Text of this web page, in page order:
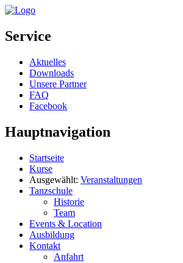
Service
Aktuelles
Downloads
Unsere Partner
FAQ
Facebook
Hauptnavigation
Startseite
Kurse
Ausgewählt: Veranstaltungen
Tanzschule
Historie
Team
Events & Location
Ausbildung
Kontakt
Anfahrt